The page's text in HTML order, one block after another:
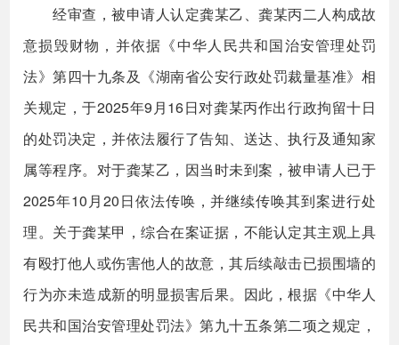
经审查，被申请人认定龚某乙、龚某丙二人构成故
意损毁财物，并依据《中华人民共和国治安管理处罚
法》第四十九条及《湖南省公安行政处罚裁量基准》相
关规定，于2025年9月16日对龚某丙作出行政拘留十日
的处罚决定，并依法履行了告知、送达、执行及通知家
属等程序。对于龚某乙，因当时未到案，被申请人已于
2025年10月20日依法传唤，并继续传唤其到案进行处
理。关于龚某甲，综合在案证据，不能认定其主观上具
有殴打他人或伤害他人的故意，其后续敲击已损围墙的
行为亦未造成新的明显损害后果。因此，根据《中华人
民共和国治安管理处罚法》第九十五条第二项之规定，